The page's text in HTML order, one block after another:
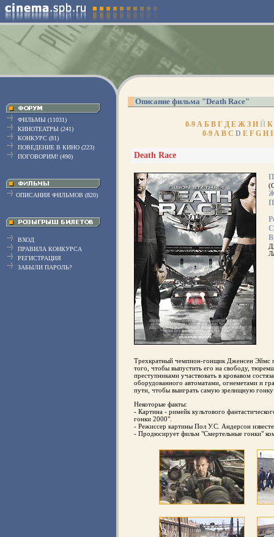
ФИЛЬМЫ (11031)
КИНОТЕАТРЫ (241)
КОНКУРС (81)
ПОВЕДЕНИЕ В КИНО (223)
ПОГОВОРИМ! (490)
ОПИСАНИЯ ФИЛЬМОВ (820)
ВХОД
ПРАВИЛА КОНКУРСА
РЕГИСТРАЦИЯ
ЗАБЫЛИ ПАРОЛЬ?
Описание фильма "Death Race"
0-9 А Б В Г Д Е Ж З И Й К
0-9 A B C D E F G H I
Death Race
Трехкратный чемпион-гонщик Дженсен Эймс
того, чтобы выпустить его на свободу,
преступниками участвовать в кровавом
оборудованного автоматами, огнеметами и
пути, чтобы выиграть самую зрелищную
Некоторые факты:
- Картина - римейк культового
гонки 2000".
- Режиссер картины Пол У.С. Андерсон
- Продюсирует фильм "Смертельные гонки"